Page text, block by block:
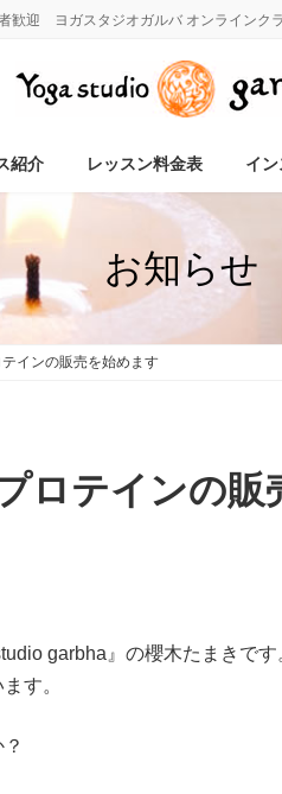
歓迎 ヨガスタジオガルバ オンラインク
紹介 レッスン料金表 イ
お知らせ
インの販売を始めます
garbha』の櫻木たまきです
す。